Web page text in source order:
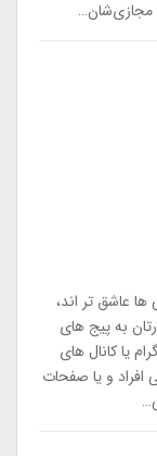
عاشق تر اند،
به پیج های
یا کانال های
افراد و یا صفحات